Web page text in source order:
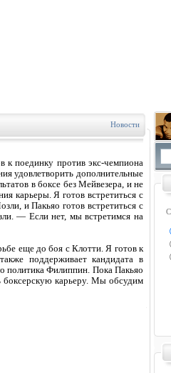
Новости
к поединку против экс-чемпиона
удовлетворить дополнительные
в боксе без Мейвезера, и не
карьеры. Я готов встретиться с
и Пакьяо готов встретиться с
— Если нет, мы встретимся на
еще до боя с Клотти. Я готов к
поддерживает кандидата в
политика Филиппин. Пока Пакьяо
боксерскую карьеру. Мы обсудим